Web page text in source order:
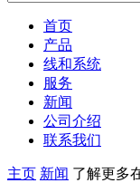
首页
产品
线和系统
服务
新闻
公司介绍
联系我们
主页 新闻 了解更多